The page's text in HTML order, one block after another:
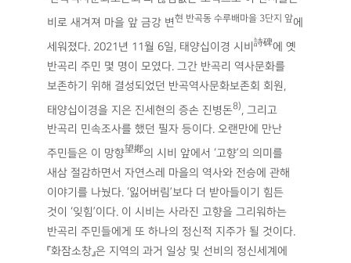
비로 새겨져 마을 앞 금강 변현 반곡동 수루배마을 3단지 앞에
세워졌다. 2021년 11월 6일, 태양십이경 시비 詩碑에 옛
반곡리 주민 몇 명이 모였다. 그간 반곡리 역사문화를
보존하기 위해 결성되었던 반곡역사문화보존회 회원,
태양십이경을 지은 진세현의 증손 진병돈8), 그리고
반곡리 민속조사를 했던 필자 등이다. 오랜만에 만난
주민들은 이 망향望鄕의 시비 앞에서 ‘고향’의 의미를
새삼 절감하면서 자연스레 마을의 역사와 전승에 관해
이야기를 나눴다. ‘잃어버림’보다 더 받아들이기 힘든
것이 ‘잊힘’이다. 이 시비는 사라진 고향을 그리워하는
반곡리 주민들에게 또 하나의 정신적 지주가 될 것이다.
『화잠소창』은 지역의 과거 일상 및 선비의 정신세계에